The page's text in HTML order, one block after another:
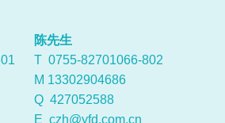
陈先生
T 0755-82701066-802
M 13302904686
Q 427052588
E czh@yfd.com.cn